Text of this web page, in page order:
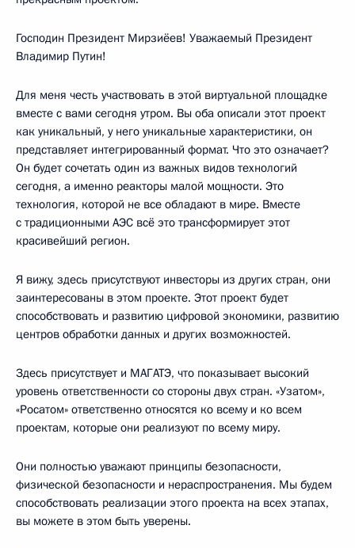
Господин Президент Мирзиёев! Уважаемый Президент
Владимир Путин!
Для меня честь участвовать в этой виртуальной площадке
вместе с вами сегодня утром. Вы оба описали этот проект
как уникальный, у него уникальные характеристики, он
представляет интегрированный формат. Что это означает?
Он будет сочетать один из важных видов технологий
сегодня, а именно реакторы малой мощности. Это
технология, которой не все обладают в мире. Вместе
с традиционными АЭС всё это трансформирует этот
красивейший регион.
Я вижу, здесь присутствуют инвесторы из других стран, они
заинтересованы в этом проекте. Этот проект будет
способствовать и развитию цифровой экономики, развитию
центров обработки данных и других возможностей.
Здесь присутствует и МАГАТЭ, что показывает высокий
уровень ответственности со стороны двух стран. «Узатом»,
«Росатом» ответственно относятся ко всему и ко всем
проектам, которые они реализуют по всему миру.
Они полностью уважают принципы безопасности,
физической безопасности и нераспространения. Мы будем
способствовать реализации этого проекта на всех этапах,
вы можете в этом быть уверены.